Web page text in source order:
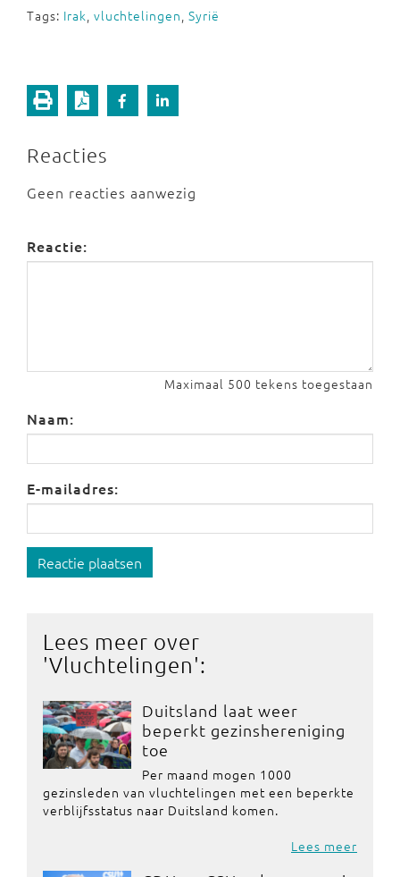
Tags: Irak, vluchtelingen, Syrië
Reacties
Geen reacties aanwezig
Reactie:
Maximaal 500 tekens toegestaan
Naam:
E-mailadres:
Reactie plaatsen
Lees meer over
'Vluchtelingen':
Duitsland laat weer
beperkt gezinshereniging
toe
Per maand mogen 1000
gezinsleden van vluchtelingen met een beperkte
verblijfsstatus naar Duitsland komen.
Lees meer